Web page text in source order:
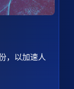
，以加速人